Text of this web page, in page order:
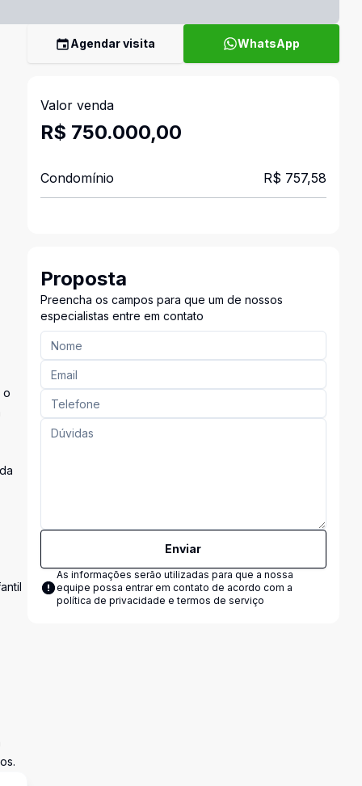
o
Agendar visita WhatsApp
Valor venda
R$ 750.000,00
Condomínio R$ 757,58
Proposta
Preencha os campos para que um de nossos
especialistas entre em contato
Enviar
As informações serão utilizadas para que a nossa
equipe possa entrar em contato de acordo com a
política de privacidade e termos de serviço